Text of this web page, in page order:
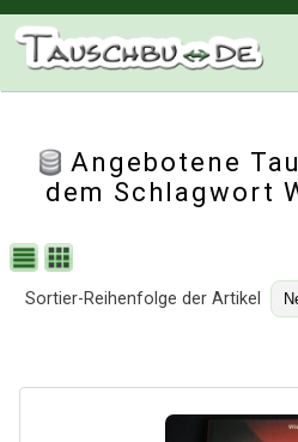
Angebotene
dem Schlagwort
Sortier-Reihenfolge der Artikel